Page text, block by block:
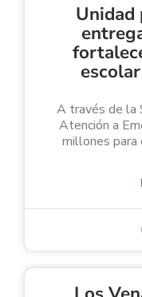
Unidad
A través de la
Atención a
millones para